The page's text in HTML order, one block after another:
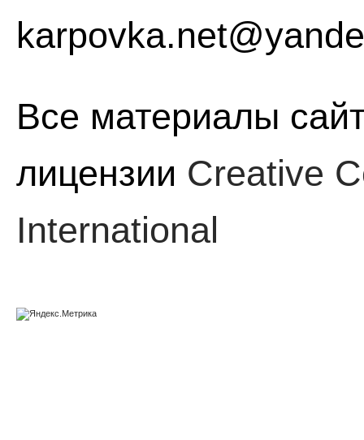
Все материалы
лицензии Creative
International